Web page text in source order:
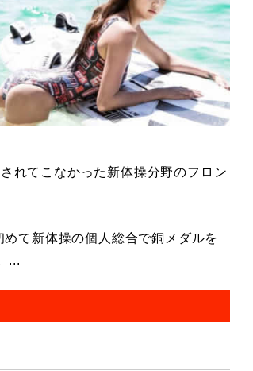
れてこなかった新体操分野のフロン
て新体操の個人総合で銅メダルを
...